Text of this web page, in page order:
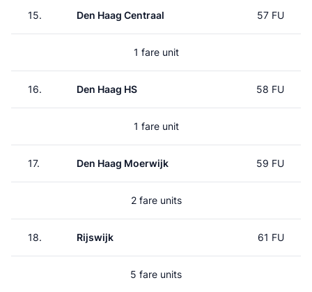
15. Den Haag Centraal 57 FU
1 fare unit
16. Den Haag HS 58 FU
1 fare unit
17. Den Haag Moerwijk 59 FU
2 fare units
18. Rijswijk 61 FU
5 fare units